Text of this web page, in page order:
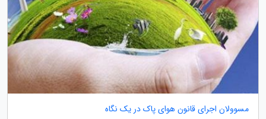
مسوولان اجرای قانون هوای پاک در یک نگاه